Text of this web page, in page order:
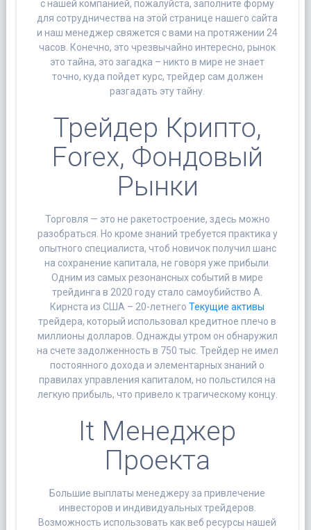
с нашей компанией, пожалуйста, заполните форму
для сотрудничества на этой странице нашего сайта
и наш менеджер свяжется с вами на протяжении 24
часов. Конечно, это чрезвычайно интересно, рынок
это тайна, это загадка – никто в мире не знает
точно, куда пойдет курс, трейдер сам должен
разгадать эту тайну.
Трейдер Крипто,
Forex, Фондовый
Рынки
Торговля — это не ракетостроение, здесь можно
разобраться. Но кроме знаний требуется практика у
опытного специалиста, чтоб новичок получил шанс
на сохранение капитала, не говоря уже прибыли.
Одним из самых резонансных событий в мире
трейдинга в 2020 году стало самоубийство А.
Кирнста из США – 20-летнегоТекущие активы
трейдера, который использовал кредитное плечо в
миллионы долларов. Однажды утром он обнаружил
на счете задолженность в 750 тыс. Трейдер не имел
постоянного дохода и элементарных знаний о
правилах управления капиталом, но польстился на
легкую прибыль, что привело к трагическому концу.
It Менеджер
Проекта
Большие выплаты менеджеру за привлечение
инвесторов и индивидуальных трейдеров.
Возможность использовать как веб ресурсы нашей